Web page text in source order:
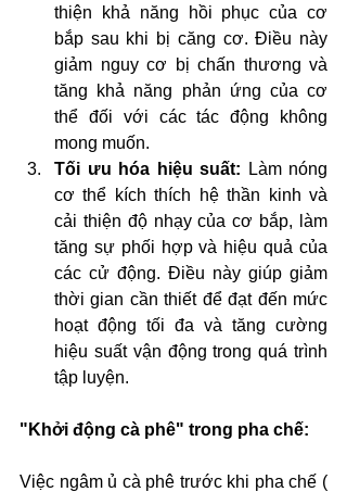
thiện khả năng hồi phục của cơ
bắp sau khi bị căng cơ. Điều này
giảm nguy cơ bị chấn thương và
tăng khả năng phản ứng của cơ
thể đối với các tác động không
mong muốn.
Tối ưu hóa hiệu suất: Làm nóng
cơ thể kích thích hệ thần kinh và
cải thiện độ nhạy của cơ bắp, làm
tăng sự phối hợp và hiệu quả của
các cử động. Điều này giúp giảm
thời gian cần thiết để đạt đến mức
hoạt động tối đa và tăng cường
hiệu suất vận động trong quá trình
tập luyện.
"Khởi động cà phê" trong pha chế:
Việc ngâm ủ cà phê trước khi pha chế (